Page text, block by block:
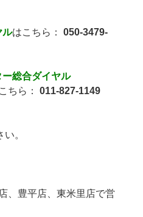
ルはこちら：050-3479-
総合ダイヤル
ちら：011-827-1149
。
、豊平店、東米里店で営